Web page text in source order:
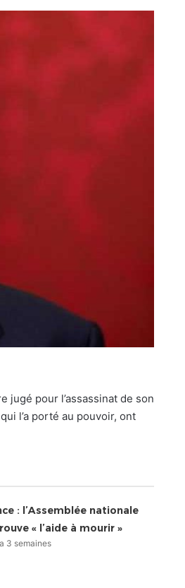
jugé pour l’assassinat de son
l’a porté au pouvoir, ont
: l’Assemblée nationale
« l’aide à mourir »
3 semaines